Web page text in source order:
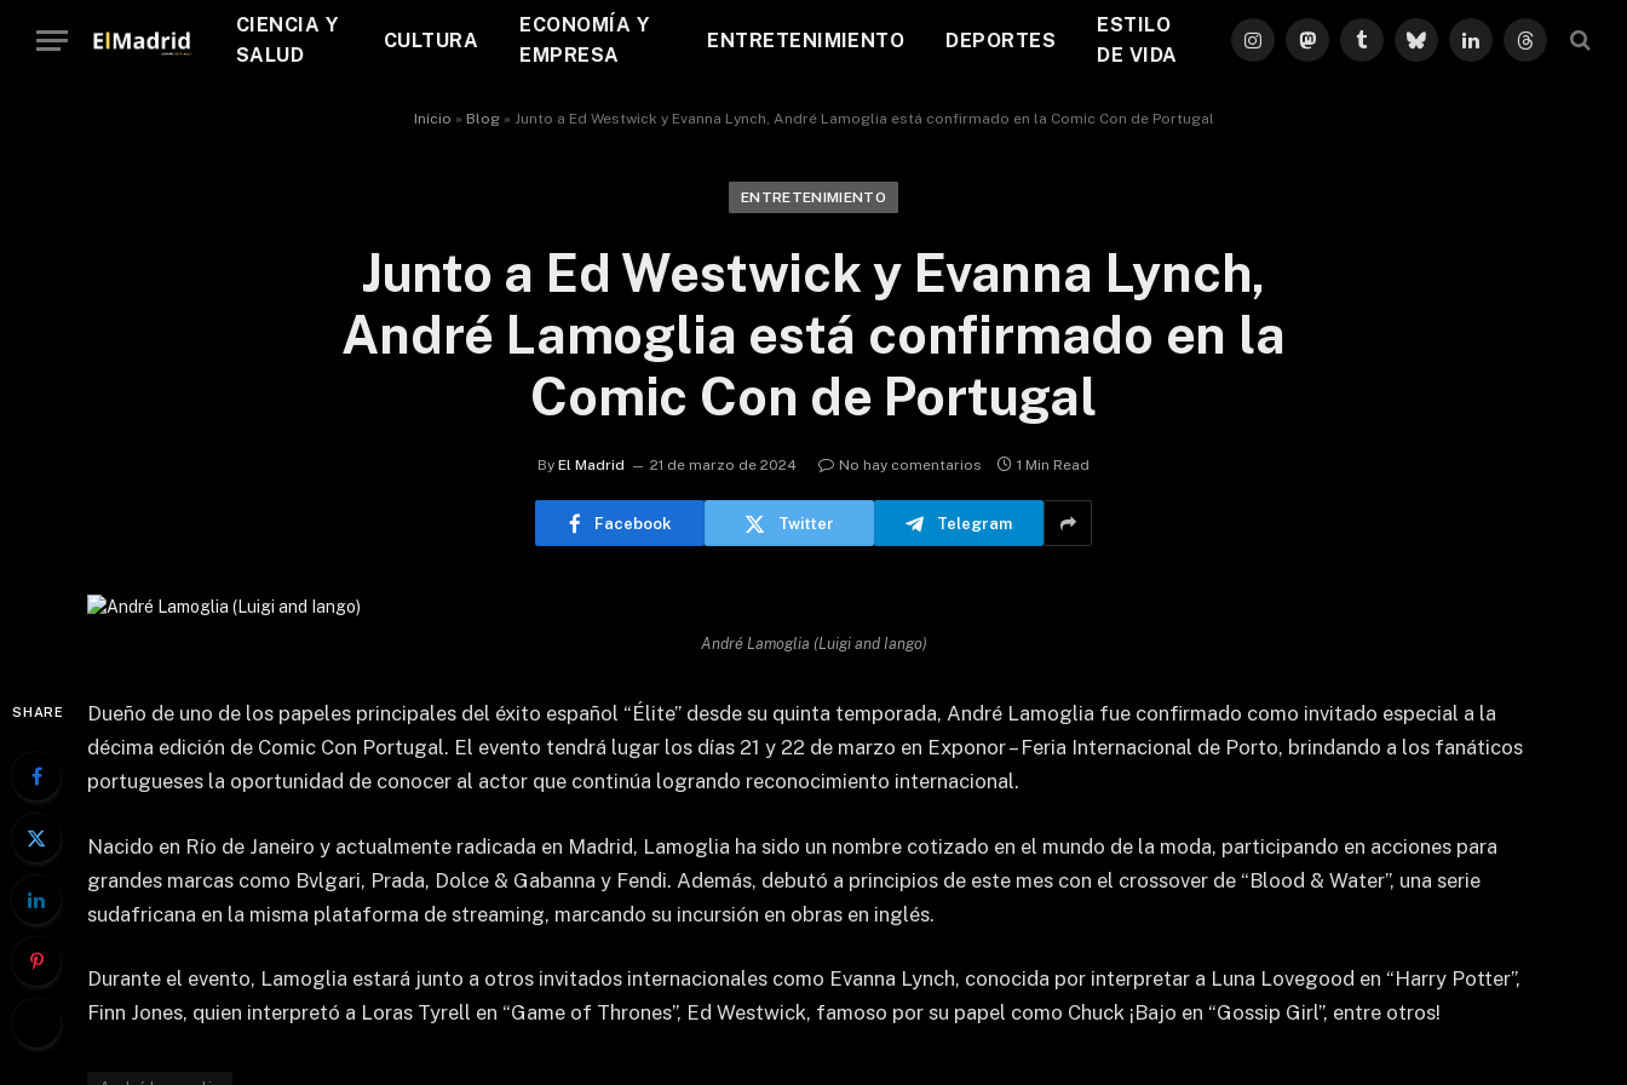
CIENCIA Y
SALUD
CULTURA
ECONOMÍA Y
EMPRESA
ENTRETENIMIENTO DEPORTES
ESTILO
DE VIDA
InstagramMastodonTumblrBlueskyLinkedInThreads
Início » Blog» Junto a Ed Westwick y Evanna Lynch, André Lamoglia está confirmado en la Comic Con de Portugal
ENTRETENIMIENTO
Junto a Ed Westwick y Evanna Lynch,
André Lamoglia está confirmado en la
Comic Con de Portugal
By El Madrid 21 de marzo de 2024 No hay comentarios 1 Min Read
Facebook Twitter Telegram
André Lamoglia (Luigi and Iango)
SHARE
Dueño de uno de los papeles principales del éxito español “Élite” desde su quinta temporada, André Lamoglia fue confirmado como invitado especial a la
décima edición de Comic Con Portugal. El evento tendrá lugar los días 21 y 22 de marzo en Exponor – Feria Internacional de Porto, brindando a los fanáticos
portugueses la oportunidad de conocer al actor que continúa logrando reconocimiento internacional.
Nacido en Río de Janeiro y actualmente radicada en Madrid, Lamoglia ha sido un nombre cotizado en el mundo de la moda, participando en acciones para
grandes marcas como Bvlgari, Prada, Dolce & Gabanna y Fendi. Además, debutó a principios de este mes con el crossover de “Blood & Water”, una serie
sudafricana en la misma plataforma de streaming, marcando su incursión en obras en inglés.
Durante el evento, Lamoglia estará junto a otros invitados internacionales como Evanna Lynch, conocida por interpretar a Luna Lovegood en “Harry Potter”,
Finn Jones, quien interpretó a Loras Tyrell en “Game of Thrones”, Ed Westwick, famoso por su papel como Chuck ¡Bajo en “Gossip Girl”, entre otros!